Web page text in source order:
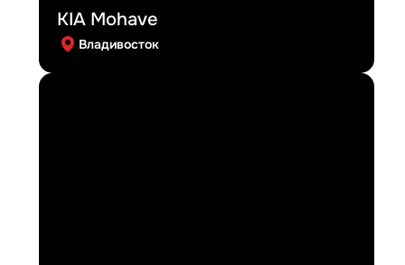
KIA Mohave
Владивосток